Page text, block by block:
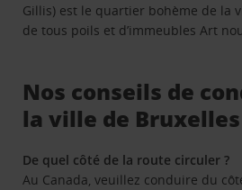
Gillis) est le quartier bohème de la
de tous poils et d’immeubles Art
Nos conseils de
la ville de Bruxelles
De quel côté de la route circuler ?
Au Canada, veuillez conduire du